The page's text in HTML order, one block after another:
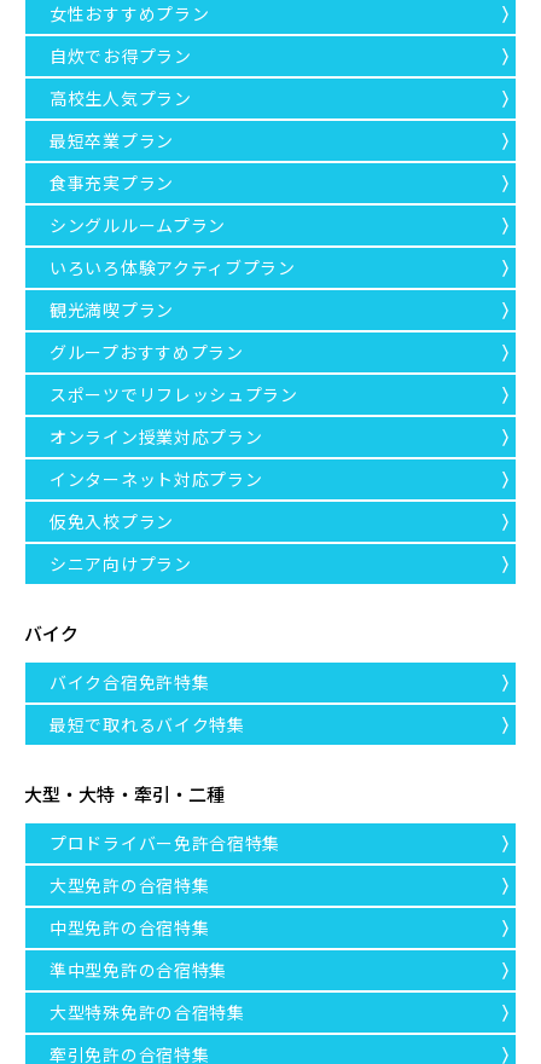
女性おすすめプラン
自炊でお得プラン
高校生人気プラン
最短卒業プラン
食事充実プラン
シングルルームプラン
いろいろ体験アクティブプラン
観光満喫プラン
グループおすすめプラン
スポーツでリフレッシュプラン
オンライン授業対応プラン
インターネット対応プラン
仮免入校プラン
シニア向けプラン
バイク
バイク合宿免許特集
最短で取れるバイク特集
大型・大特・牽引・二種
プロドライバー免許合宿特集
大型免許の合宿特集
中型免許の合宿特集
準中型免許の合宿特集
大型特殊免許の合宿特集
牽引免許の合宿特集